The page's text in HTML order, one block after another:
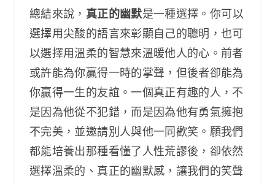
總結來說， 真正的幽默是一種選擇。你可以
選擇用尖酸的語言來彰顯自己的聰明，也可
以選擇用溫柔的智慧來溫暖他人的心。前者
或許能為你贏得一時的掌聲，但後者卻能為
你贏得一生的友誼。一個真正有趣的人，不
是因為他從不犯錯，而是因為他有勇氣擁抱
不完美，並邀請別人與他一同歡笑。願我們
都能培養出那種看懂了人性荒謬後，卻依然
選擇溫柔的、真正的幽默感，讓我們的笑聲